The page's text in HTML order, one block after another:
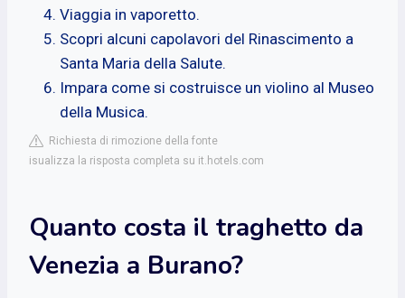
Viaggia in vaporetto.
Scopri alcuni capolavori del Rinascimento a
Santa Maria della Salute.
Impara come si costruisce un violino al Museo
della Musica.
Richiesta di rimozione della fonte
isualizza la risposta completa su it.hotels.com
Quanto costa il traghetto da
Venezia a Burano?